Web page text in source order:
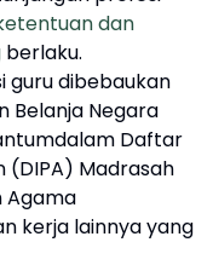
dan
berlaku.
guru dibebaukan
Belanja Negara
Daftar
(DIPA) Madrasah
Agama
kerja lainnya yang